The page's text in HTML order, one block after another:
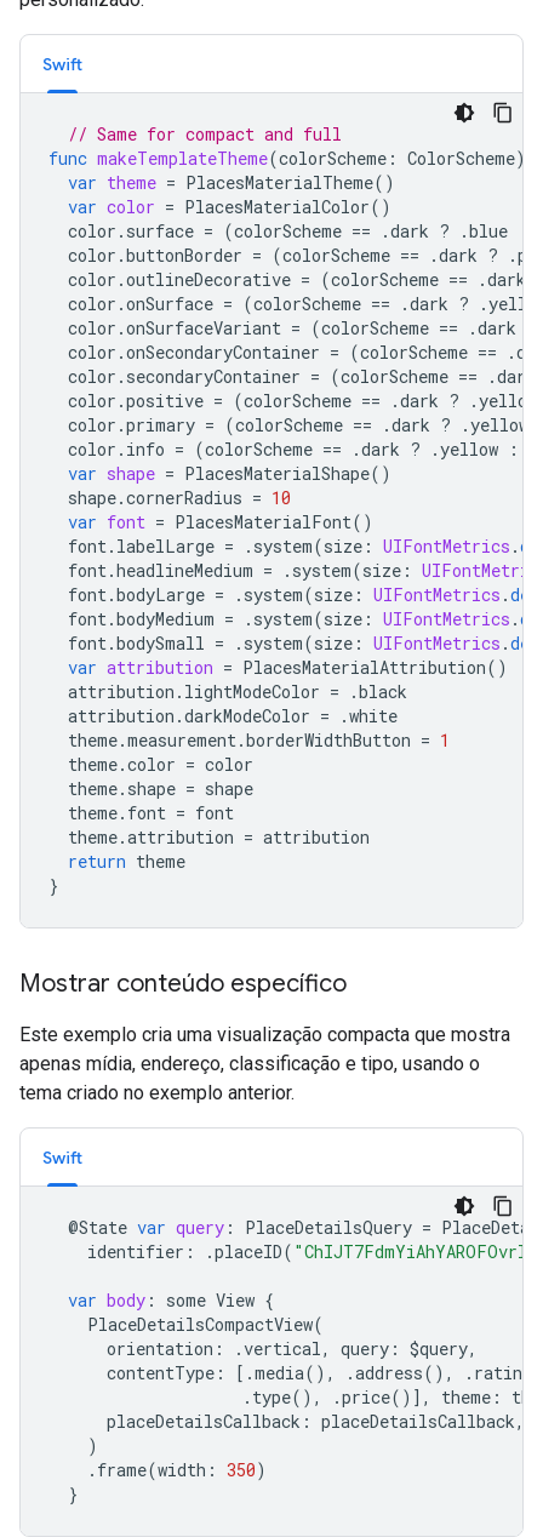
Swift
// Same for compact and full
func makeTemplateTheme(colorScheme : ColorScheme)
var theme = PlacesMaterialTheme()
var color = PlacesMaterialColor()
color . surface = (colorScheme == .dark ? .blue
color .buttonBorder = (colorScheme == .dark ? .
color .outlineDecorative = (colorScheme == .dark
color .onSurface = (colorScheme == .dark ? .
color .onSurfaceVariant = (colorScheme == .dark
color .onSecondaryContainer = (colorScheme == .
color . secondaryContainer = (colorScheme == .dark
color .positive = (colorScheme == .dark ? .yellow
color .primary = (colorScheme == .dark ? .yellow
color . info = (colorScheme == .dark ? .yellow :
var shape = PlacesMaterialShape()
shape.cornerRadius = 10
var font = PlacesMaterialFont()
font. labelLarge = . system(size : UIFontMetrics .
font.headlineMedium = . system(size :
font.bodyLarge = . system(size : UIFontMetrics .
font.bodyMedium = . system(size : UIFontMetrics .
font.bodySmall = . system(size : UIFontMetrics .
var attribution = PlacesMaterialAttribution()
attribution . lightModeColor = .black
attribution .darkModeColor = .white
theme.measurement.borderWidthButton = 1
theme.color = color
theme. shape = shape
theme. font = font
theme.attribution = attribution
return theme
}
Mostrar conteúdo específico
Este exemplo cria uma visualização compacta que mostra
apenas mídia, endereço, classificação e tipo, usando o
tema criado no exemplo anterior.
Swift
@State var query : PlaceDetailsQuery =
identifier : .placeID(
var body : some View {
PlaceDetailsCompactView(
orientation : .vertical, query : $query,
contentType : [.media(), .address(), . rating
. type(), .price()], theme :
placeDetailsCallback : placeDetailsCallback,
)
. frame(width : 350)
}